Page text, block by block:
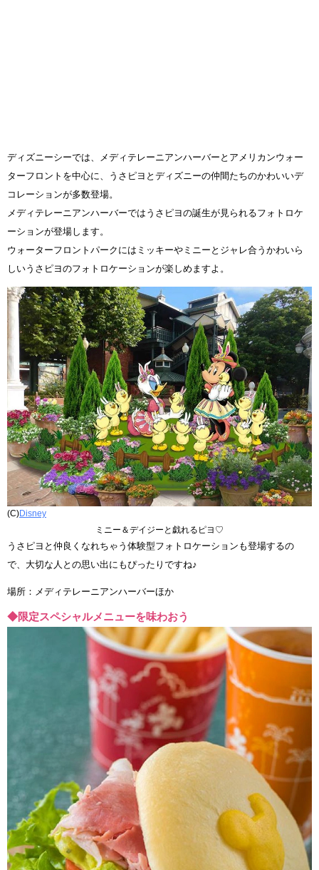
ディズニーシーでは、メディテレーニアンハーバーとアメリカンウォー
ターフロントを中心に、うさピヨとディズニーの仲間たちのかわいいデ
コレーションが多数登場。
メディテレーニアンハーバーではうさピヨの誕生が見られるフォトロケ
ーションが登場します。
ウォーターフロントパークにはミッキーやミニーとジャレ合うかわいら
しいうさピヨのフォトロケーションが楽しめますよ。
(C)Disney
ミニー＆デイジーと戯れるピヨ♡
うさピヨと仲良くなれちゃう体験型フォトロケーションも登場するの
で、大切な人との思い出にもぴったりですね♪
場所：メディテレーニアンハーバーほか
◆限定スペシャルメニューを味わおう